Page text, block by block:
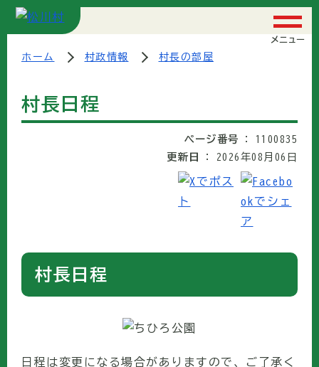
メニュー
ホーム 村政情報 村長の部屋
村長日程
ページ番号
1100835
更新日
2026年08月06日
村長日程
日程は変更になる場合がありますので、ご了承く